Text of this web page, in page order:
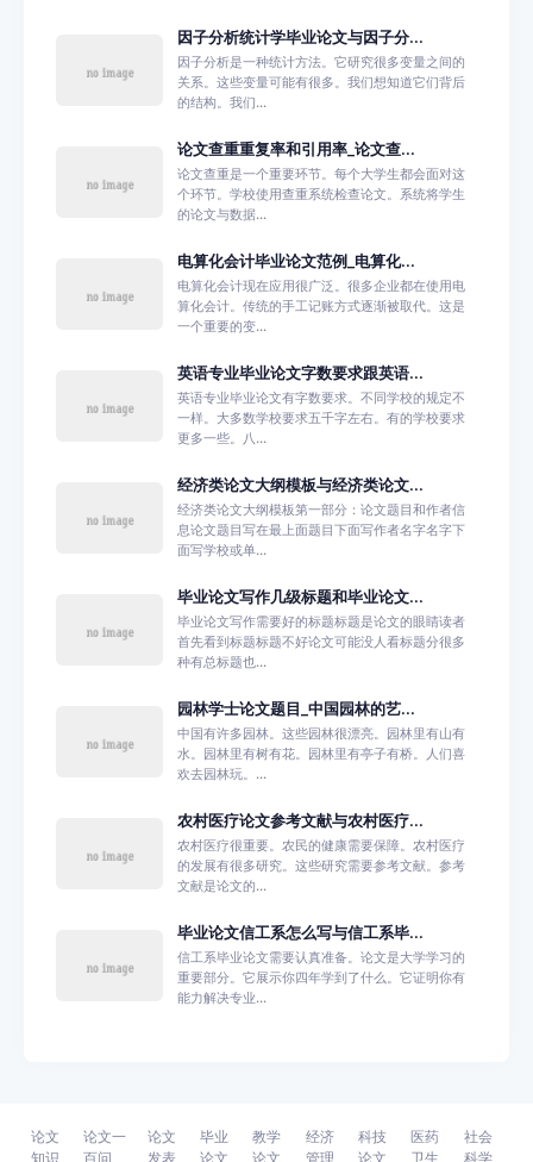
因子分析统计学毕业论文与因子分...
因子分析是一种统计方法。它研究很多变量之间的
关系。这些变量可能有很多。我们想知道它们背后
的结构。我们...
论文查重重复率和引用率_论文查...
论文查重是一个重要环节。每个大学生都会面对这
个环节。学校使用查重系统检查论文。系统将学生
的论文与数据...
电算化会计毕业论文范例_电算化...
电算化会计现在应用很广泛。很多企业都在使用电
算化会计。传统的手工记账方式逐渐被取代。这是
一个重要的变...
英语专业毕业论文字数要求跟英语...
英语专业毕业论文有字数要求。不同学校的规定不
一样。大多数学校要求五千字左右。有的学校要求
更多一些。八...
经济类论文大纲模板与经济类论文...
经济类论文大纲模板第一部分：论文题目和作者信
息论文题目写在最上面题目下面写作者名字名字下
面写学校或单...
毕业论文写作几级标题和毕业论文...
毕业论文写作需要好的标题标题是论文的眼睛读者
首先看到标题标题不好论文可能没人看标题分很多
种有总标题也...
园林学士论文题目_中国园林的艺...
中国有许多园林。这些园林很漂亮。园林里有山有
水。园林里有树有花。园林里有亭子有桥。人们喜
欢去园林玩。...
农村医疗论文参考文献与农村医疗...
农村医疗很重要。农民的健康需要保障。农村医疗
的发展有很多研究。这些研究需要参考文献。参考
文献是论文的...
毕业论文信工系怎么写与信工系毕...
信工系毕业论文需要认真准备。论文是大学学习的
重要部分。它展示你四年学到了什么。它证明你有
能力解决专业...
论文
知识
论文一
百问
论文
发表
毕业
论文
教学
论文
经济
管理
科技
论文
医药
卫生
社会
科学